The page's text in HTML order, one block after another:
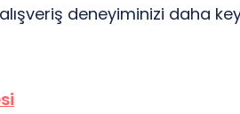
deneyiminizi daha